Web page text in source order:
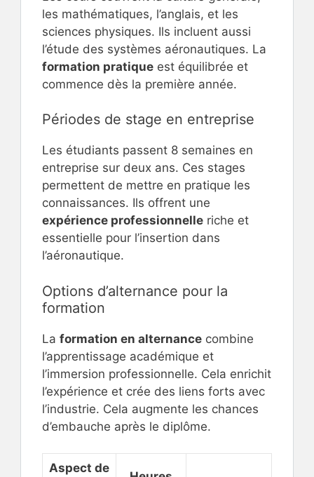
les mathématiques, l’anglais, et les
sciences physiques. Ils incluent aussi
l’étude des systèmes aéronautiques. La
formation pratique est équilibrée et
commence dès la première année.
Périodes de stage en entreprise
Les étudiants passent 8 semaines en
entreprise sur deux ans. Ces stages
permettent de mettre en pratique les
connaissances. Ils offrent une
expérience professionnelle riche et
essentielle pour l’insertion dans
l’aéronautique.
Options d’alternance pour la
formation
La formation en alternance combine
l’apprentissage académique et
l’immersion professionnelle. Cela enrichit
l’expérience et crée des liens forts avec
l’industrie. Cela augmente les chances
d’embauche après le diplôme.
Aspect de